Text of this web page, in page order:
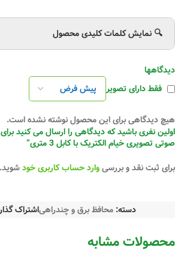
🔍 نمایش کلمات کلیدی محصول
دیدگاهها
فقط دارای تصویر
هیچ دیدگاهی برای این محصول نوشته نشده است.
صوتی تصویری خیام الکتریک با کابل 3 متری”
برای ثبت نقد و بررسیوارد حساب کاربری خودشوید.
دسته: محافظ برق و چندراهیاشتراک
محصولات مشابه